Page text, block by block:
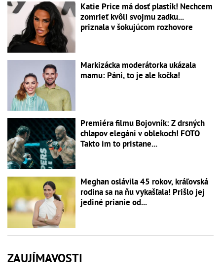
Katie Price má dosť plastík! Nechcem
zomrieť kvôli svojmu zadku...
priznala v šokujúcom rozhovore
Markizácka moderátorka ukázala
mamu: Páni, to je ale kočka!
Premiéra filmu Bojovník: Z drsných
chlapov elegáni v oblekoch! FOTO
Takto im to pristane...
Meghan oslávila 45 rokov, kráľovská
rodina sa na ňu vykašľala! Prišlo jej
jediné prianie od...
ZAUJÍMAVOSTI